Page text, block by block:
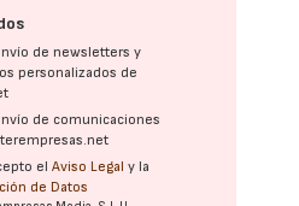
de newsletters y
personalizados de
de comunicaciones
elAviso Legal y la
de Datos